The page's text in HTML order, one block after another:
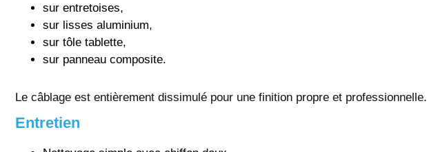
sur entretoises,
sur lisses aluminium,
sur tôle tablette,
sur panneau composite.
Le câblage est entièrement dissimulé pour une finition propre et professionnelle.
Entretien